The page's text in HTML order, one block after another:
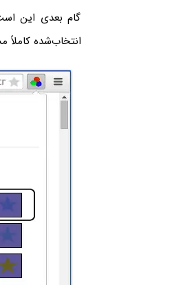
گام بعدی این
انتخاب‌شده